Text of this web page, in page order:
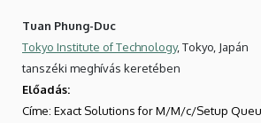
Tuan Phung-Duc
Tokyo Institute of Technology, Tokyo, Japán
tanszéki meghívás keretében
Előadás:
Címe: Exact Solutions for M/M/c/Setup